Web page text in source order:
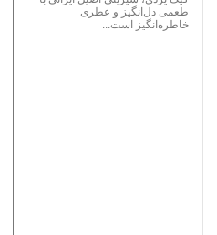
طعمی دل‌انگیز و عطری
خاطره‌انگیز است...